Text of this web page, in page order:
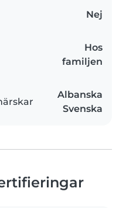
Nej
Hos
familjen
Albanska
Svenska